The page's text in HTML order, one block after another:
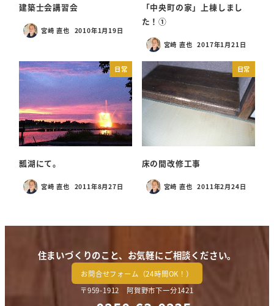
建築士会講習会
宮崎 直也 投稿日
2010年1月19日
「中央町の家」上棟しまし
た！①
宮崎 直也 投稿日
2017年1月21日
日常
瓢湖にて。
宮崎 直也 投稿日
2011年8月27日
日常
床の間改修工事
宮崎 直也 投稿日
2011年2月24日
住まいづくりのこと、お気軽にご相談ください。
お問合せフォーム（24時間OK！）
〒959-1912 阿賀野市下一分1421